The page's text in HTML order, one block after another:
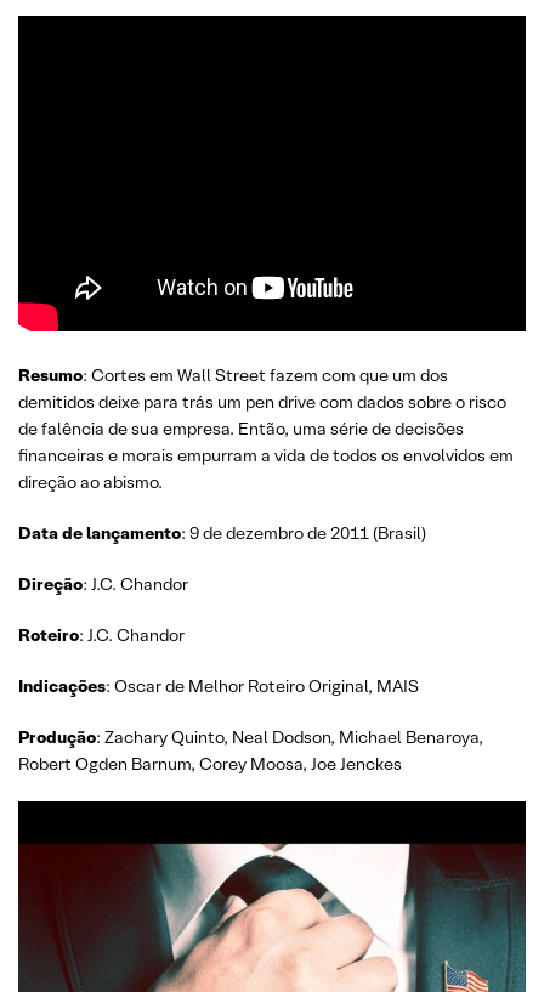
Resumo: Cortes em Wall Street fazem com que um dos
demitidos deixe para trás um pen drive com dados sobre o risco
de falência de sua empresa. Então, uma série de decisões
financeiras e morais empurram a vida de todos os envolvidos em
direção ao abismo.
Data de lançamento: 9 de dezembro de 2011 (Brasil)
Direção: J.C. Chandor
Roteiro: J.C. Chandor
Indicações: Oscar de Melhor Roteiro Original, MAIS
Produção: Zachary Quinto, Neal Dodson, Michael Benaroya,
Robert Ogden Barnum, Corey Moosa, Joe Jenckes